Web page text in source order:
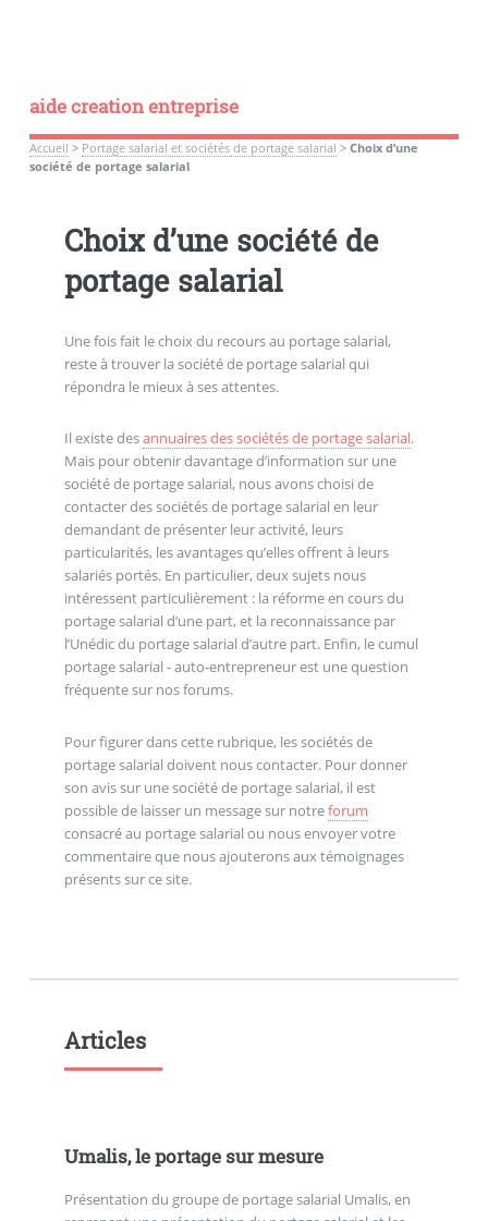
aide creation entreprise
Accueil > Portage salarial et sociétés de portage salarial > Choix d’une
société de portage salarial
Choix d’une société de
portage salarial
Une fois fait le choix du recours au portage salarial,
reste à trouver la société de portage salarial qui
répondra le mieux à ses attentes.
Il existe desannuaires des sociétés de portage salarial.
Mais pour obtenir davantage d’information sur une
société de portage salarial, nous avons choisi de
contacter des sociétés de portage salarial en leur
demandant de présenter leur activité, leurs
particularités, les avantages qu’elles offrent à leurs
salariés portés. En particulier, deux sujets nous
intéressent particulièrement : la réforme en cours du
portage salarial d’une part, et la reconnaissance par
l’Unédic du portage salarial d’autre part. Enfin, le cumul
portage salarial - auto-entrepreneur est une question
fréquente sur nos forums.
Pour figurer dans cette rubrique, les sociétés de
portage salarial doivent nous contacter. Pour donner
son avis sur une société de portage salarial, il est
possible de laisser un message sur notreforum
consacré au portage salarial ou nous envoyer votre
commentaire que nous ajouterons aux témoignages
présents sur ce site.
Articles
Umalis, le portage sur mesure
Présentation du groupe de portage salarial Umalis, en